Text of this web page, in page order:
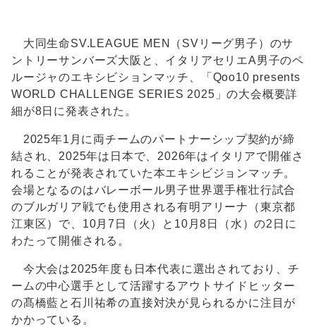
大同生命SV.LEAGUE MEN（SVリーグ男子）のサ
ントリーサンバーズ大阪と、イタリアセリエA男子のペ
ルージャのエキシビションマッチ、「Qoo10 presents
WORLD CHALLENGE SERIES 2025」の大会概要詳
細が8日に発表された。
2025年1月に両チームのパートナーシップ契約が締
結され、2025年は日本で、2026年はイタリアで開催さ
れることが発表されていた本エキシビジョンマッチ。
会場となるのはバレーボール男子世界選手権壮行試合
のブルガリア戦でも使用される有明アリーナ（東京都
江東区）で、10月7日（火）と10月8日（水）の2日に
わたって開催される。
今大会は2025年度も日本代表に選出されており、チ
ームの中心選手として活躍するアウトサイドヒッター
の髙橋藍と石川祐希の直接対決が見られるかに注目が
かかっている。